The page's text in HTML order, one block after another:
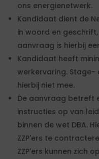
ons energienetwerk.
Kandidaat dient de
in woord en
aanvraag is hierbij
Kandidaat heeft
werkervaring. Stage-
hierbij niet mee.
De aanvraag betreft
instructies op van
binnen de wet DBA.
ZZP'ers te
ZZP'ers kunnen zich